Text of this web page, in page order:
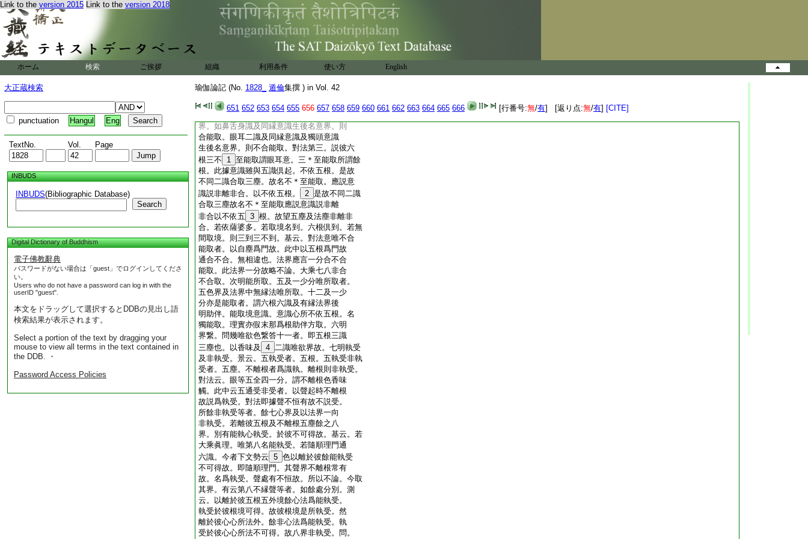
Link to the version 2015 Link to the version 2018
ホーム 検索 ご挨拶 組織 利用条件 使い方 English
大正蔵検索
punctuation Hangul Eng
TextNo. Vol. Page
INBUDS
INBUDS(Bibliographic Database)
Search
Digital Dictionary of Buddhism
電子佛教辭典
パスワードがない場合は「guest」でログインしてくださ
い。
Users who do not have a password can log in with the
userID "guest".
本文をドラッグして選択するとDDBの見出し語
検索結果が表示されます。
Select a portion of the text by dragging your
mouse to view all terms in the text contained in
the DDB. ・
Password Access Policies
瑜伽論記 (No. 1828_ 遁倫集撰 ) in Vol. 42
651 652 653 654 655 656 657 658 659 660 661 662 663 664 665 666 [行番号:無/有] [返り点:無/有] [CITE]
心所約一一自 14
變塵如何名同分。今取共依
一根。取本識塵爲同分等。五明諸界取境不
同。於中分三。初辨 15 念離。景云。言六合能取
者。鼻舌身三根及彼三識。四不合能取者。眼
耳二根二識。五及一少分非能取者。色等五
界及法界中少分無所縁法非能取。一界若合
不合二倶能取者。此中應言二界。謂意界及
意識界。以意界無別體故不説。若意識界與
三識並起
因縁。名合能取。若與眼耳二識倶
起同縁獨頭意識。名不合能取以説六識即
界。如鼻舌身識及同縁意識生後名意界。則
合能取。眼耳二識及同縁意識及獨頭意識
生後名意界。則不合能取。對法第三。説彼六
根三不
1 至能取謂眼耳意。三＊至能取所謂餘
根。此據意識雖與五識倶起。不依五根。是故
不同二識合取三塵。故名不＊至能取。應説意
識説非離非合。以不依五根。
2 是故不同二識
合取三塵故名不＊至能取應説意識説非離
非合以不依五 3 根。故望五塵及法塵非離非
合。若依薩婆多。若取境名到。六根倶到。若無
間取境。則三到三不到。基云。對法意唯不合
能取者。以自塵爲門故。此中以五根爲門故
通合不合。無相違也。法界應言一分合不合
能取。此法界一分故略不論。大乘七八非合
不合取。次明能所取。五及一少分唯所取者。
五色界及法界中無縁法唯所取。十二及一少
分亦是能取者。謂六根六識及有縁法界後
明助伴。能取境意識。意識心所不依五根。名
獨能取。理實亦假末那爲根助伴方取。六明
界繋。問幾唯欲色繋答十一者。即五根三識
三塵也。以香味及
4 二識唯欲界故。七明執受
及非執受。景云。五執受者。五根。五執受非執
受者。五塵。不離根者爲識執。離根則非執受。
對法云。眼等五全四一分。謂不離根色香味
觸。此中云五通受非受者。以聲起時不離根
故説爲執受。對法即據聲不恒有故不説受。
所餘非執受等者。餘七心界及以法界一向
非執受。若離彼五根及不離根五塵餘之八
界。別有能執心執受。於彼不可得故。基云。若
大乘眞理。唯第八名能執受。若隨順理門通
六識。今者下文勢云 5 色以離於彼餘能執受
不可得故。即隨順理門。其聲界不離根常有
故。名爲執受。聲處有不恒故。所以不論。今取
其界。有云第八不縁聲等者。如餘處分別。測
云。以離於彼五根五外境餘心法爲能執受。
執受於彼根境可得。故彼根境是所執受。然
離於彼心心所法外。餘非心法爲能執受。執
受於彼心心所法不可得。故八界非執受。問。